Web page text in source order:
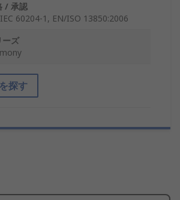
/ 承認
60204-1, EN/ISO 13850:2006
ーズ
探す